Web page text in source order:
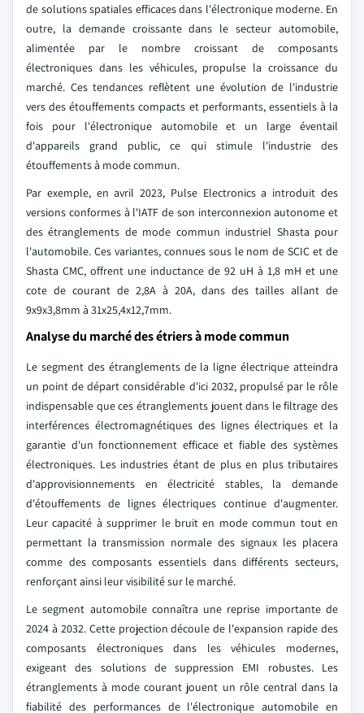
de solutions spatiales efficaces dans l'électronique moderne. En
outre, la demande croissante dans le secteur automobile,
alimentée par le nombre croissant de composants
électroniques dans les véhicules, propulse la croissance du
marché. Ces tendances reflètent une évolution de l'industrie
vers des étouffements compacts et performants, essentiels à la
fois pour l'électronique automobile et un large éventail
d'appareils grand public, ce qui stimule l'industrie des
étouffements à mode commun.
Par exemple, en avril 2023, Pulse Electronics a introduit des
versions conformes à l'IATF de son interconnexion autonome et
des étranglements de mode commun industriel Shasta pour
l'automobile. Ces variantes, connues sous le nom de SCIC et de
Shasta CMC, offrent une inductance de 92 uH à 1,8 mH et une
cote de courant de 2,8A à 20A, dans des tailles allant de
9x9x3,8mm à 31x25,4x12,7mm.
Analyse du marché des étriers à mode commun
Le segment des étranglements de la ligne électrique atteindra
un point de départ considérable d'ici 2032, propulsé par le rôle
indispensable que ces étranglements jouent dans le filtrage des
interférences électromagnétiques des lignes électriques et la
garantie d'un fonctionnement efficace et fiable des systèmes
électroniques. Les industries étant de plus en plus tributaires
d'approvisionnements en électricité stables, la demande
d'étouffements de lignes électriques continue d'augmenter.
Leur capacité à supprimer le bruit en mode commun tout en
permettant la transmission normale des signaux les placera
comme des composants essentiels dans différents secteurs,
renforçant ainsi leur visibilité sur le marché.
Le segment automobile connaîtra une reprise importante de
2024 à 2032. Cette projection découle de l'expansion rapide des
composants électroniques dans les véhicules modernes,
exigeant des solutions de suppression EMI robustes. Les
étranglements à mode courant jouent un rôle central dans la
fiabilité des performances de l'électronique automobile en